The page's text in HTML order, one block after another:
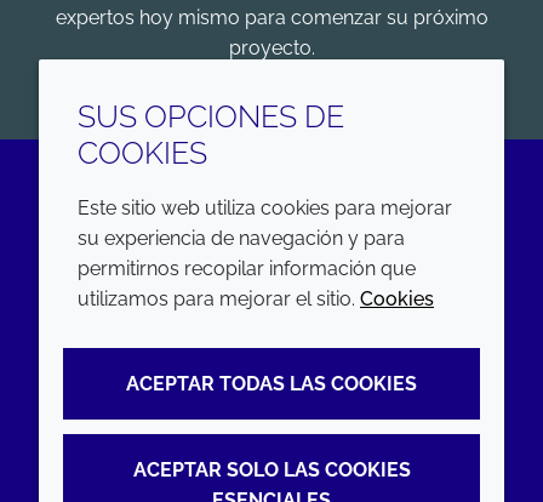
expertos hoy mismo para comenzar su próximo
proyecto.
LinkedIn
EMPRESA
Annual Report
Sustainability Report
Croda.com
Terms and conditions
Privacy policy
Accessibility
Cookie policy
SUS OPCIONES DE
COOKIES
Este sitio web utiliza cookies para mejorar
su experiencia de navegación y para
permitirnos recopilar información que
utilizamos para mejorar el sitio. Cookies
ACEPTAR TODAS LAS COOKIES
ACEPTAR SOLO LAS COOKIES